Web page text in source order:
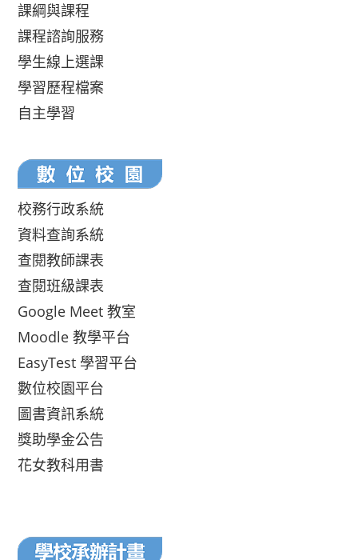
課綱與課程
課程諮詢服務
學生線上選課
學習歷程檔案
自主學習
校務行政系統
資料查詢系統
查閱教師課表
查閱班級課表
Google Meet 教室
Moodle 教學平台
EasyTest 學習平台
數位校園平台
圖書資訊系統
獎助學金公告
花女教科用書